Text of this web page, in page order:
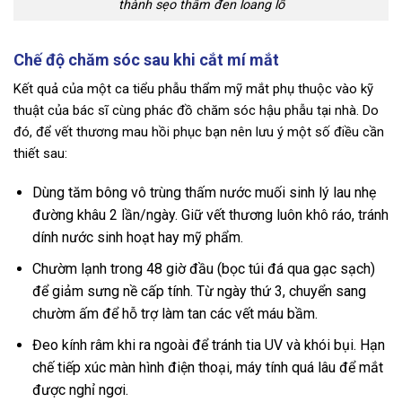
thành sẹo thâm đen loang lổ
Chế độ chăm sóc sau khi cắt mí mắt
Kết quả của một ca tiểu phẫu thẩm mỹ mắt phụ thuộc vào kỹ
thuật của bác sĩ cùng phác đồ chăm sóc hậu phẫu tại nhà. Do
đó, để vết thương mau hồi phục bạn nên lưu ý một số điều cần
thiết sau:
Dùng tăm bông vô trùng thấm nước muối sinh lý lau nhẹ
đường khâu 2 lần/ngày. Giữ vết thương luôn khô ráo, tránh
dính nước sinh hoạt hay mỹ phẩm.
Chườm lạnh trong 48 giờ đầu (bọc túi đá qua gạc sạch)
để giảm sưng nề cấp tính. Từ ngày thứ 3, chuyển sang
chườm ấm để hỗ trợ làm tan các vết máu bầm.
Đeo kính râm khi ra ngoài để tránh tia UV và khói bụi. Hạn
chế tiếp xúc màn hình điện thoại, máy tính quá lâu để mắt
được nghỉ ngơi.